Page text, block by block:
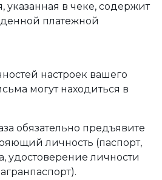
указанная в чеке, содержит
платежной
настроек вашего
могут находиться в
обязательно предъявите
личность (паспорт,
удостоверение личности